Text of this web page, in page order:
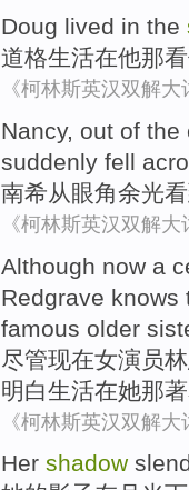
Doug lived in the
道格生活在他那
《柯林斯英汉双解大
Nancy, out of the
suddenly fell
南希从眼角余光
《柯林斯英汉双解大
Although now a
Redgrave knows
famous older
尽管现在女演员
明白生活在她那
《柯林斯英汉双解大
Her shadow